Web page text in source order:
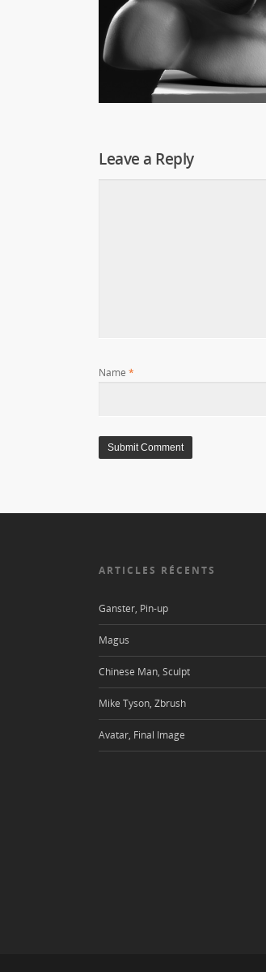
Leave a Reply
Name *
ARTICLES RÉCENTS
Ganster, Pin-up
Magus
Chinese Man, Sculpt
Mike Tyson, Zbrush
Avatar, Final Image